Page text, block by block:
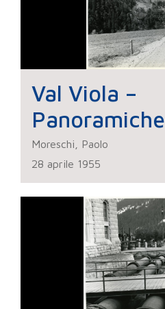
Val Viola –
Panoramiche
Moreschi, Paolo
28 aprile 1955